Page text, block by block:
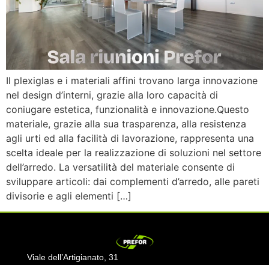
Il plexiglas e i materiali affini trovano larga innovazione
nel design d’interni, grazie alla loro capacità di
coniugare estetica, funzionalità e innovazione.Questo
materiale, grazie alla sua trasparenza, alla resistenza
agli urti ed alla facilità di lavorazione, rappresenta una
scelta ideale per la realizzazione di soluzioni nel settore
dell’arredo. La versatilità del materiale consente di
sviluppare articoli: dai complementi d’arredo, alle pareti
divisorie e agli elementi […]
Viale dell’Artigianato, 31